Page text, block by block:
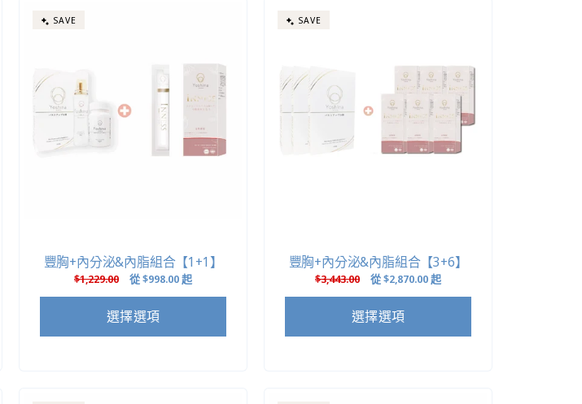
SAVE
豐胸+內分泌&內脂組合【1+1】
定
$1,229.00 售
價
從$998.00起
選擇選項
SAVE
豐胸+內分泌&內脂組合【3+6】
定
$3,443.00 售
價
從$2,870.00起
選擇選項